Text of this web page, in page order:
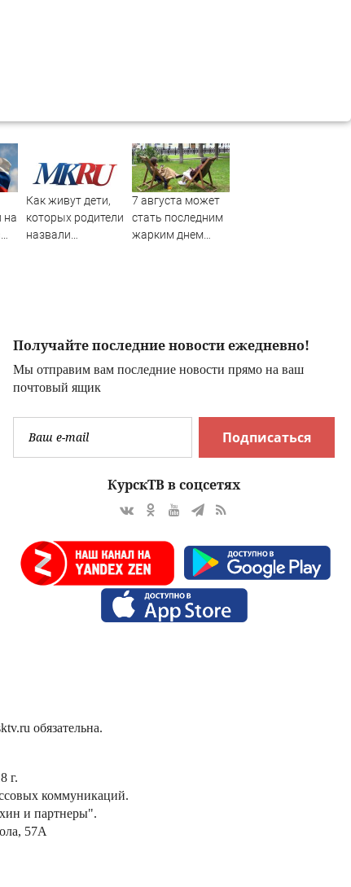
на
Как живут дети,
которых родители
назвали
7 августа может
стать последним
жарким днем
Получайте последние новости ежедневно!
Мы отправим вам последние новости прямо на ваш
почтовый ящик
Подписаться
КурскТВ в соцсетях
обязательна.
г.
коммуникаций.
и партнеры".
57А